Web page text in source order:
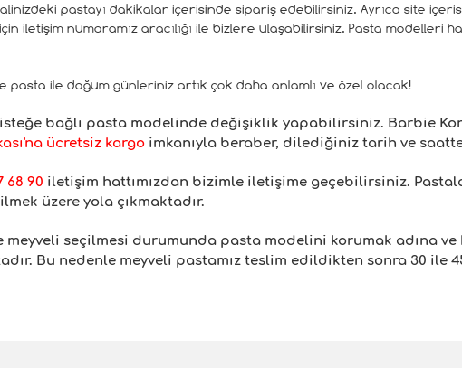
pastayı dakikalar içerisinde sipariş edebilirsiniz. Ayrıca site
iletişim numaramız aracılığı ile bizlere ulaşabilirsiniz. Pasta modelleri
ile doğum günleriniz artık çok daha anlamlı ve özel olacak!
isteğe bağlı pasta modelinde değişiklik yapabilirsiniz. Barbie
ücretsiz kargo imkanıyla beraber, dilediğiniz tarih ve
68 90 iletişim hattımızdan bizimle iletişime geçebilirsiniz.
üzere yola çıkmaktadır.
meyveli seçilmesi durumunda pasta modelini korumak adına ve
Bu nedenle meyveli pastamız teslim edildikten sonra 30 ile